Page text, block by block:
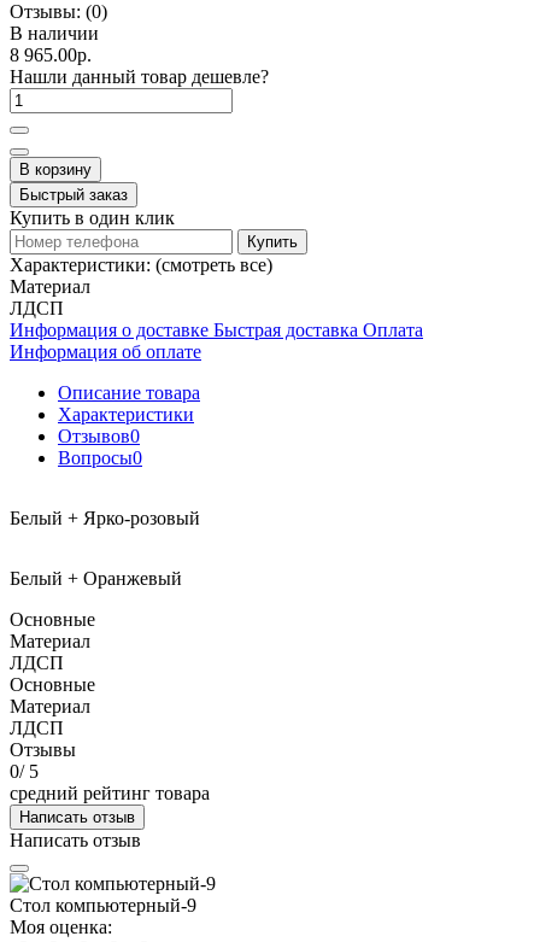
Отзывы: (0)
В наличии
8 965.00р.
Нашли данный товар дешевле?
В корзину
Быстрый заказ
Купить в один клик
Купить
Характеристики: (смотреть все)
Материал
ЛДСП
Информация о доставке Быстрая доставка Оплата
Информация об оплате
Описание товара
Характеристики
Отзывов0
Вопросы0
Белый + Ярко-розовый
Белый + Оранжевый
Основные
Материал
ЛДСП
Основные
Материал
ЛДСП
Отзывы
0/ 5
средний рейтинг товара
Написать отзыв
Написать отзыв
Стол компьютерный-9
Моя оценка: